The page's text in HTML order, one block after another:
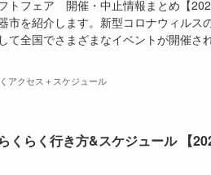
トフェア 開催・中止情報まとめ【
を紹介します。新型コロナウィルス
て全国でさまざまなイベントが開催さ
アクセス＋スケジュール
くらく行き方&スケジュール 【